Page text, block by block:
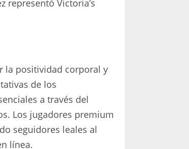
representó Victoria’s
la positividad corporal y
de los
a través del
Los jugadores premium
seguidores leales al
línea.